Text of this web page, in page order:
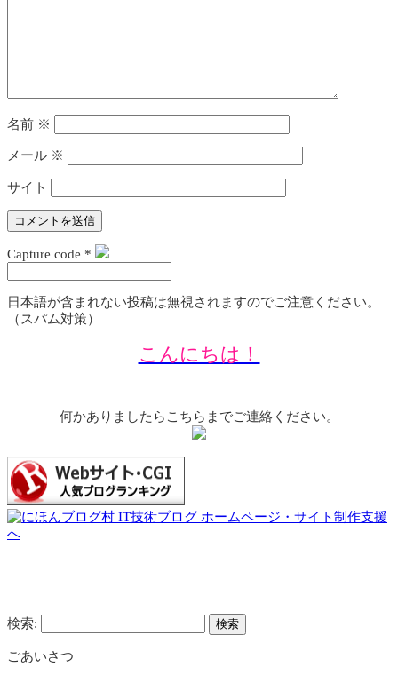
名前 ※
メール ※
サイト
Capture code *
日本語が含まれない投稿は無視されますのでご注意ください。
（スパム対策）
こんにちは！
何かありましたらこちらまでご連絡ください。
検索:
ごあいさつ